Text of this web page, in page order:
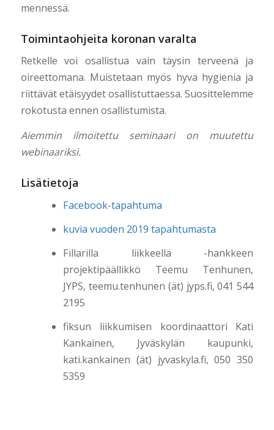
mennessä.
Toimintaohjeita koronan varalta
Retkelle voi osallistua vain täysin terveenä ja
oireettomana. Muistetaan myös hyvä hygienia ja
riittävät etäisyydet osallistuttaessa. Suosittelemme
rokotusta ennen osallistumista.
Aiemmin ilmoitettu seminaari on muutettu
webinaariksi.
Lisätietoja
Facebook-tapahtuma
kuvia vuoden 2019 tapahtumasta
Fillarilla liikkeellä -hankkeen
projektipäällikkö Teemu Tenhunen,
JYPS, teemu.tenhunen (ät) jyps.fi, 041 544
2195
fiksun liikkumisen koordinaattori Kati
Kankainen, Jyväskylän kaupunki,
kati.kankainen (ät) jyvaskyla.fi, 050 350
5359